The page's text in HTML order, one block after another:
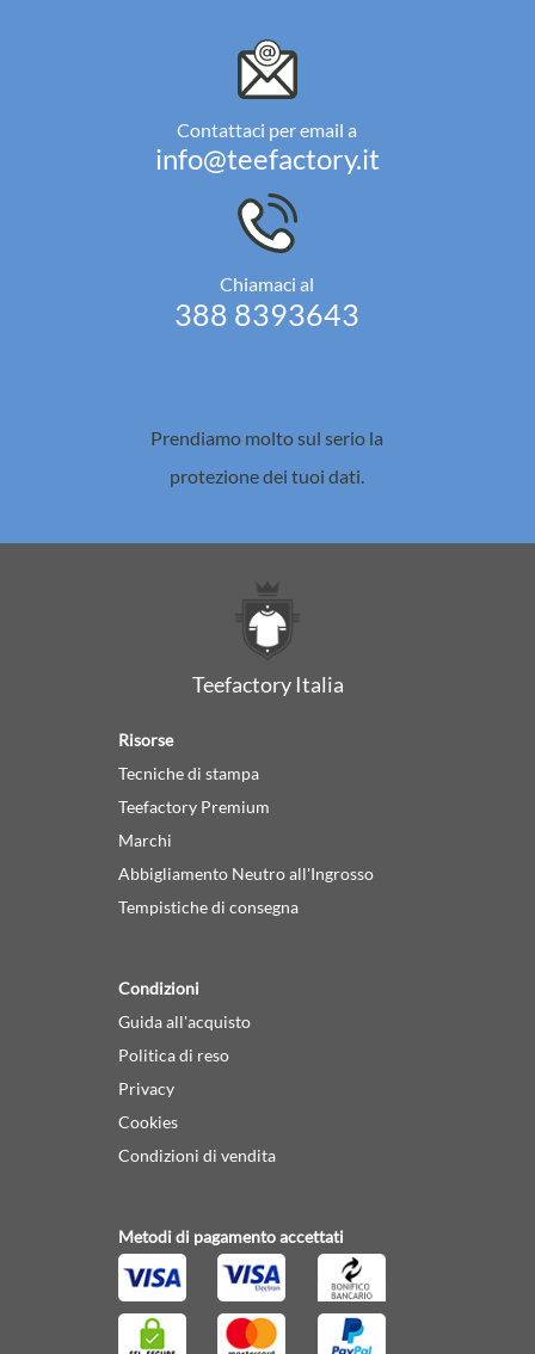
Contattaci per email a
info@teefactory.it
Chiamaci al
388 8393643
Prendiamo molto sul serio la
protezione dei tuoi dati.
Teefactory Italia
Risorse
Tecniche di stampa
Teefactory Premium
Marchi
Abbigliamento Neutro all'Ingrosso
Tempistiche di consegna
Condizioni
Guida all'acquisto
Politica di reso
Privacy
Cookies
Condizioni di vendita
Metodi di pagamento accettati